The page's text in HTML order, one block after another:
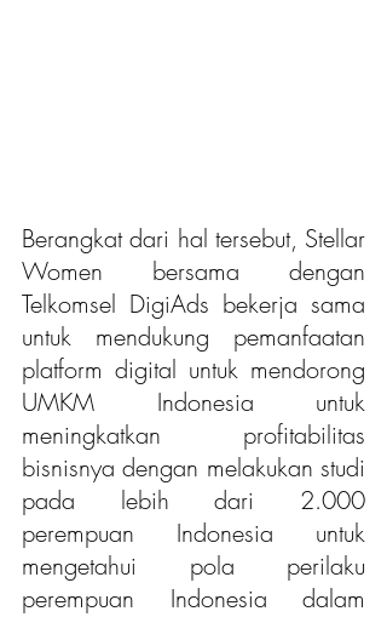
Berangkat dari hal tersebut, Stellar
Women bersama dengan
Telkomsel DigiAds bekerja sama
untuk mendukung pemanfaatan
platform digital untuk mendorong
UMKM Indonesia untuk
meningkatkan profitabilitas
bisnisnya dengan melakukan studi
pada lebih dari 2.000
perempuan Indonesia untuk
mengetahui pola perilaku
perempuan Indonesia dalam